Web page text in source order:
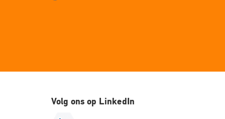
Volg ons op LinkedIn